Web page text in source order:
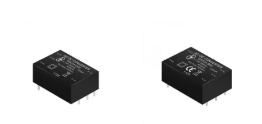
电源转换器，内置输入滤波
器，使用塑胶外壳全封装，
效率最高可达到82%。 针
出类型，内置输入滤波器，
使用塑胶外壳全封装，效率
最高可达到82%。...